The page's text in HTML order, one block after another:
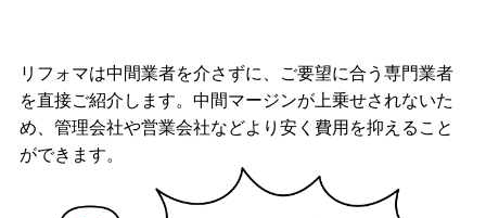
リフォマは中間業者を介さずに、ご要望に合う専門業者
を直接ご紹介します。中間マージンが上乗せされないた
め、管理会社や営業会社などより安く費用を抑えること
ができます。